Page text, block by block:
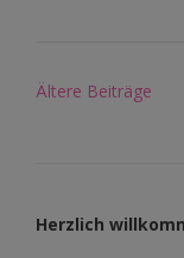
Ältere Beiträge
Herzlich